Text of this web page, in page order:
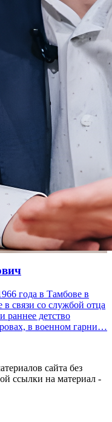
года в Тамбове в
связи со службой отца
раннее детство
в военном гарни…
сайта без
ссылки на материал -